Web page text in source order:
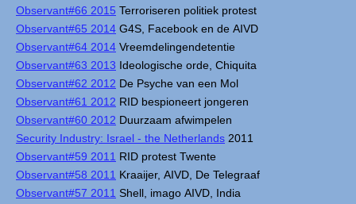
Observant#66 2015 Terroriseren politiek protest
Observant#65 2014 G4S, Facebook en de AIVD
Observant#64 2014 Vreemdelingendetentie
Observant#63 2013 Ideologische orde, Chiquita
Observant#62 2012 De Psyche van een Mol
Observant#61 2012 RID bespioneert jongeren
Observant#60 2012 Duurzaam afwimpelen
Security Industry: Israel - the Netherlands 2011
Observant#59 2011 RID protest Twente
Observant#58 2011 Kraaijer, AIVD, De Telegraaf
Observant#57 2011 Shell, imago AIVD, India